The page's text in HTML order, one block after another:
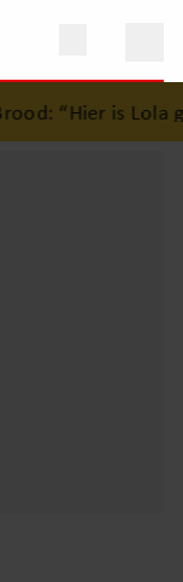
“Hier is Lola